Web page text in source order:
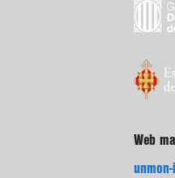
Web